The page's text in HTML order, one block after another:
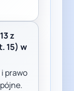
z
15) w
prawo